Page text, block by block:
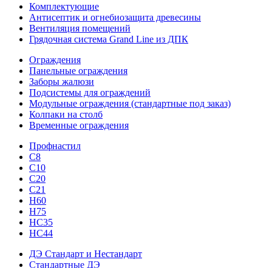
Комплектующие
Антисептик и огнебиозащита древесины
Вентиляция помещений
Грядочная система Grand Line из ДПК
Ограждения
Панельные ограждения
Заборы жалюзи
Подсистемы для ограждений
Модульные ограждения (стандартные под заказ)
Колпаки на столб
Временные ограждения
Профнастил
С8
С10
С20
С21
H60
H75
HС35
НС44
ДЭ Стандарт и Нестандарт
Стандартные ДЭ